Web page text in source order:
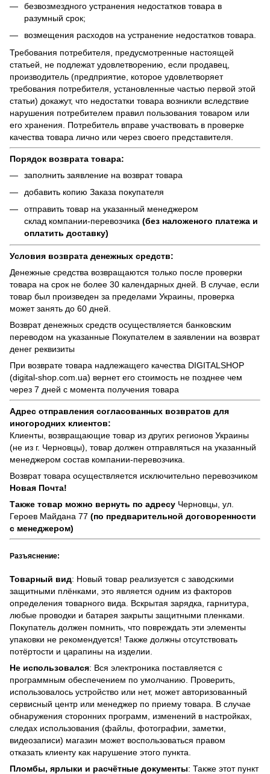
безвозмездного устранения недостатков товара в
разумный срок;
возмещения расходов на устранение недостатков товара.
Требования потребителя, предусмотренные настоящей
статьей, не подлежат удовлетворению, если продавец,
производитель (предприятие, которое удовлетворяет
требования потребителя, установленные частью первой этой
статьи) докажут, что недостатки товара возникли вследствие
нарушения потребителем правил пользования товаром или
его хранения. Потребитель вправе участвовать в проверке
качества товара лично или через своего представителя.
Порядок возврата товара:
заполнить заявление на возврат товара
добавить копию Заказа покупателя
отправить товар на указанный менеджером
склад компании-перевозчика (без наложеного платежа и
оплатить доставку)
Условия возврата денежных средств:
Денежные средства возвращаются только после проверки
товара на срок не более 30 календарных дней. В случае, если
товар был произведен за пределами Украины, проверка
может занять до 60 дней.
Возврат денежных средств осуществляется банковским
переводом на указанные Покупателем в заявлении на возврат
денег реквизиты
При возврате товара надлежащего качества DIGITALSHOP
(digital-shop.com.ua) вернет его стоимость не позднее чем
через 7 дней с момента получения товара
Адрес отправления согласованных возвратов для
иногородних клиентов:
Клиенты, возвращающие товар из других регионов Украины
(не из г. Черновцы), товар должен отправляться на указанный
менеджером состав компании-перевозчика.
Возврат товара осуществляется исключительно перевозчиком
Новая Почта!
Также товар можно вернуть по адресу Черновцы, ул.
Героев Майдана 77 (по предварительной договоренности
с менеджером)
Разъяснение:
Товарный вид: Новый товар реализуется с заводскими
защитными плёнками, это является одним из факторов
определения товарного вида. Вскрытая зарядка, гарнитура,
любые проводки и батарея закрыты защитными пленками.
Покупатель должен помнить, что повреждать эти элементы
упаковки не рекомендуется! Также должны отсутствовать
потёртости и царапины на изделии.
Не использовался: Вся электроника поставляется с
программным обеспечением по умолчанию. Проверить,
использовалось устройство или нет, может авторизованный
сервисный центр или менеджер по приему товара. В случае
обнаружения сторонних программ, изменений в настройках,
следах использования (файлы, фотографии, заметки,
видеозаписи) магазин может воспользоваться правом
отказать клиенту как нарушение этого пункта.
Пломбы, ярлыки и расчётные документы: Также этот пункт